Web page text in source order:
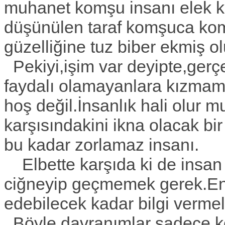
muhanet komşu insanı elek
düşünülen taraf komşuca
güzelliğine tuz biber ekmiş
Pekiyi,işim var
faydalı olamayanlara
hoş değil.İnsanlık hali olur
karşısındakini ikna olacak
bu kadar zorlamaz insanı.
Elbette karşıda ki de insan
ciğneyip geçmemek
edebilecek kadar bilgi